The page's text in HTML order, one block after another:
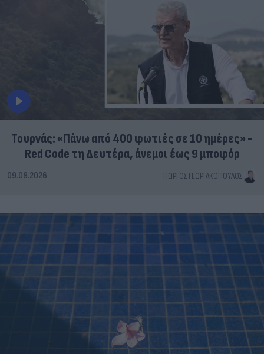
Τουρνάς: «Πάνω από 400 φωτιές σε 10 ημέρες» -
Red Code τη Δευτέρα, άνεμοι έως 9 μποφόρ
09.08.2026 ΓΙΏΡΓΟΣ ΓΕΩΡΓΑΚΌΠΟΥΛΟΣ